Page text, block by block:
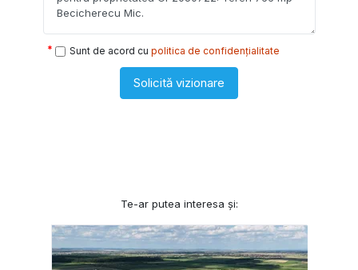
Sunt de acord cu politica de confidențialitate
Solicită vizionare
Te-ar putea interesa și: